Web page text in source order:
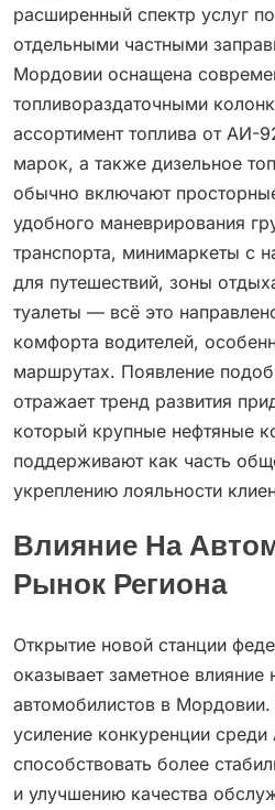
расширенный спектр услуг
отдельными частными
Мордовии оснащена
топливораздаточными
ассортимент топлива от АИ-
марок, а также дизельное
обычно включают
удобного маневрирования
транспорта, минимаркеты с
для путешествий, зоны
туалеты — всё это
комфорта водителей,
маршрутах. Появление
отражает тренд развития
который крупные нефтяные
поддерживают как часть
укреплению лояльности
Влияние На
Рынок Региона
Открытие новой станции
оказывает заметное влияние
автомобилистов в
усиление конкуренции
способствовать более
и улучшению качества